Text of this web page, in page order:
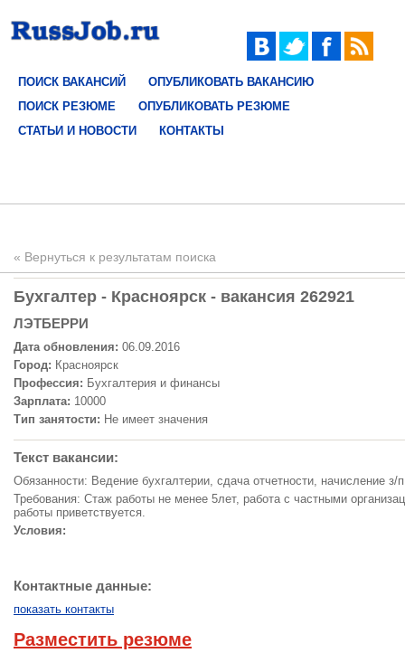
ПОИСК ВАКАНСИЙ
ОПУБЛИКОВАТЬ ВАКАНСИЮ
ПОИСК РЕЗЮМЕ
ОПУБЛИКОВАТЬ РЕЗЮМЕ
СТАТЬИ И НОВОСТИ
КОНТАКТЫ
« Вернуться к результатам поиска
Бухгалтер - Красноярск - вакансия 262921
ЛЭТБЕРРИ
Дата обновления: 06.09.2016
Город: Красноярск
Профессия: Бухгалтерия и финансы
Зарплата: 10000
Тип занятости: Не имеет значения
Текст вакансии:
Обязанности: Ведение бухгалтерии, сдача отчетности, начисление з/
Требования: Стаж работы не менее 5лет, работа с частными
работы приветствуется.
Условия:
Контактные данные:
показать контакты
Разместить резюме